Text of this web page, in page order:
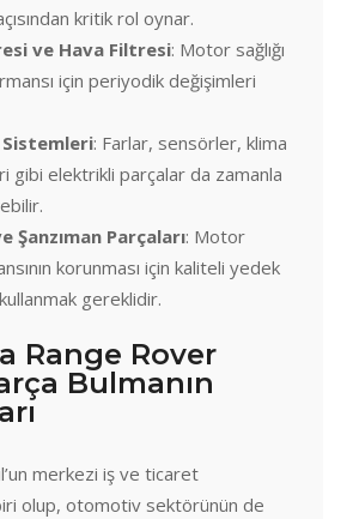
kritik rol oynar.
ve Hava Filtresi: Motor sağlığı
için periyodik değişimleri
: Farlar, sensörler, klima
gibi elektrikli parçalar da zamanla
Şanzıman Parçaları: Motor
korunması için kaliteli yedek
gereklidir.
Range Rover
Bulmanın
merkezi iş ve ticaret
olup, otomotiv sektörünün de